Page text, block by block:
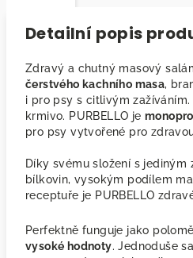
Detailní popis
Zdravý a chutný masový
čerstvého kachního masa,
i pro psy s citlivým
krmivo. PURBELLO je
pro psy vytvořené pro
Díky svému složení s jediným
bílkovin, vysokým podílem
receptuře je PURBELLO
Perfektně funguje jako
vysoké hodnoty. Jednoduše